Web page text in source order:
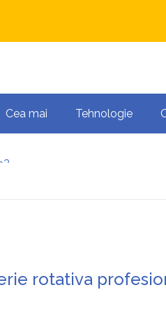
Cea mai Tehnologie
rotativa